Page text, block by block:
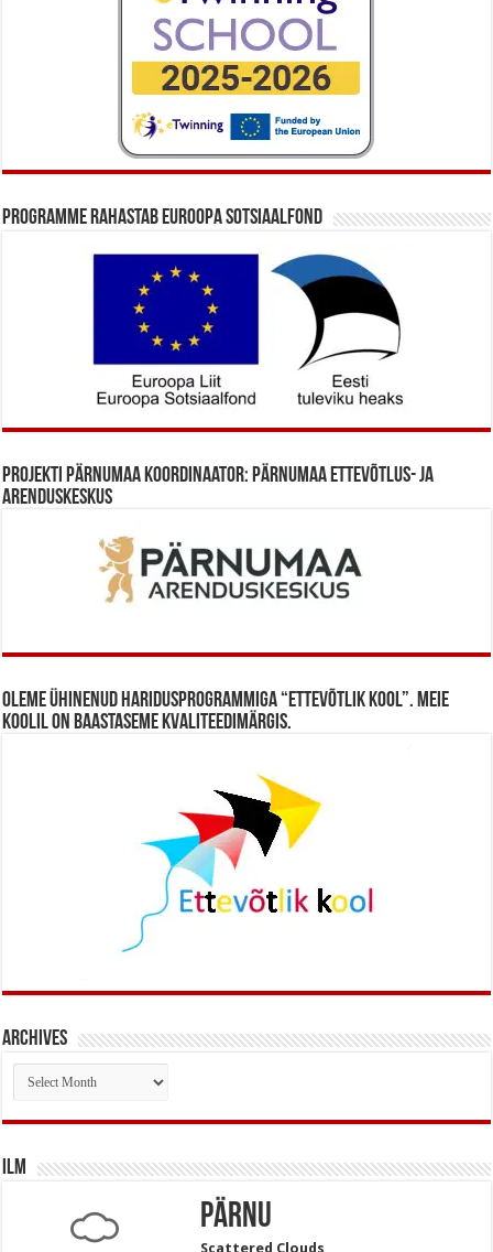
Programme rahastab Euroopa Sotsiaalfond
Projekti Pärnumaa koordinaator: Pärnumaa Ettevõtlus- ja
Arenduskeskus
Oleme ühinenud haridusprogrammiga “Ettevõtlik Kool”. Meie
koolil on baastaseme kvaliteedimärgis.
Archives
Archives
Ilm
Pärnu
Scattered Clouds